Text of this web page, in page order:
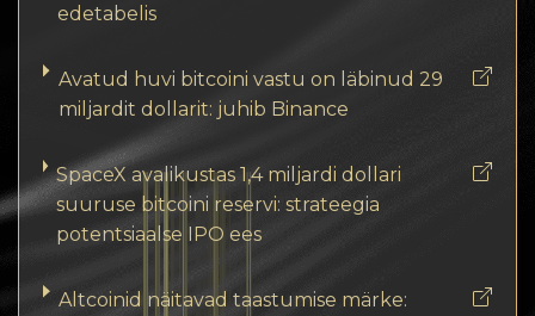
edetabelis
Avatud huvi bitcoini vastu on läbinud 29
miljardit dollarit: juhib Binance
SpaceX avalikustas 1,4 miljardi dollari
suuruse bitcoini reservi: strateegia
potentsiaalse IPO ees
Altcoinid näitavad taastumise märke: